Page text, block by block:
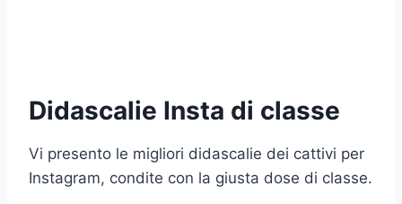
Didascalie Insta di classe
Vi presento le migliori didascalie dei cattivi per
Instagram, condite con la giusta dose di classe.